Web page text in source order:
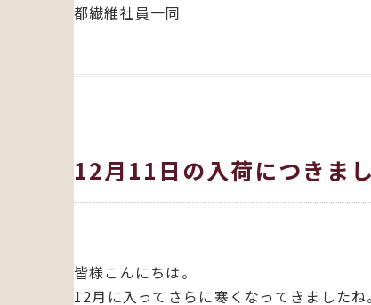
都繊維社員一同
12月11日の入荷につきまし
皆様こんにちは。
12月に入ってさらに寒くなってきましたね。